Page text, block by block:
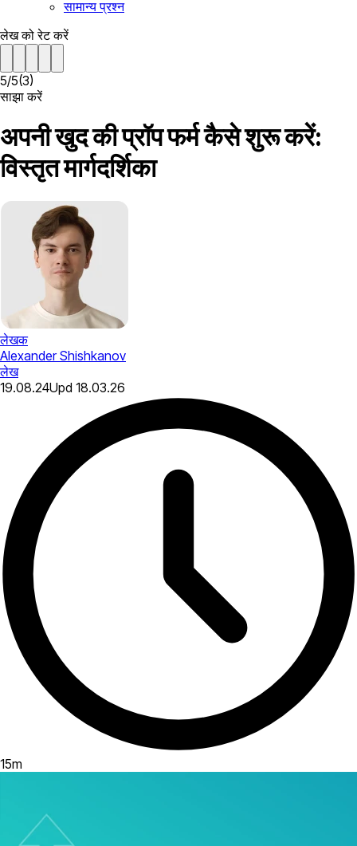
सामान्य प्रश्न
लेख को रेट करें
5/5(3)
साझा करें
अपनी खुद की प्रॉप फर्म कैसे शुरू करें:
विस्तृत मार्गदर्शिका
लेखक
Alexander Shishkanov
लेख
19.08.24Upd 18.03.26
15m